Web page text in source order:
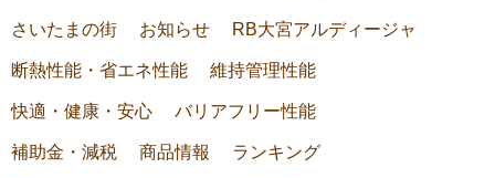
さいたまの街 お知らせ RB大宮アルディージャ
断熱性能・省エネ性能 維持管理性能
快適・健康・安心 バリアフリー性能
補助金・減税 商品情報 ランキング